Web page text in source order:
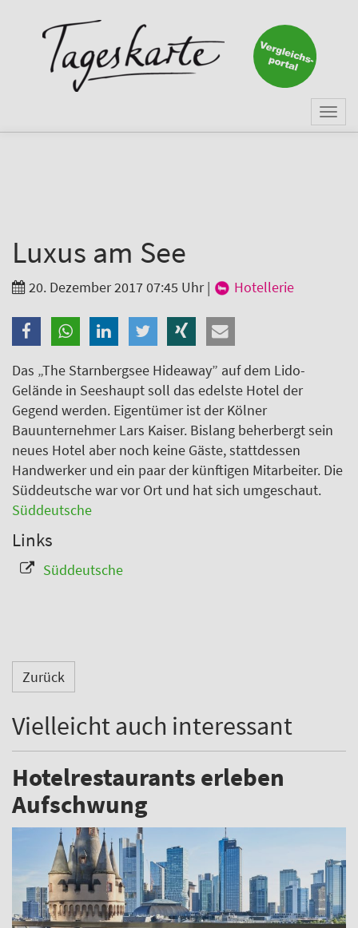
Luxus am See
20. Dezember 2017 07:45 Uhr| Hotellerie
Das „The Starnbergsee Hideaway” auf dem Lido-
Gelände in Seeshaupt soll das edelste Hotel der
Gegend werden. Eigentümer ist der Kölner
Bauunternehmer Lars Kaiser. Bislang beherbergt sein
neues Hotel aber noch keine Gäste, stattdessen
Handwerker und ein paar der künftigen Mitarbeiter. Die
Süddeutsche war vor Ort und hat sich umgeschaut.
Süddeutsche
Links
Süddeutsche
Zurück
Vielleicht auch interessant
Hotelrestaurants erleben
Aufschwung
Keine Nachricht mehr
verpassen!
E-Mail*
Branche
Ich möchte folgende Newsletter erhalten
Tageskarte-Newsletter (gegen 8.30 Uhr)
Ich habe dieDatenschutzerklärungzur Kenntnis
genommen.